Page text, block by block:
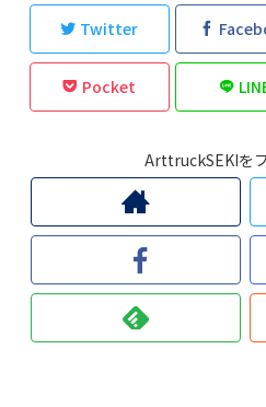
Twitter
Pocket
ArttruckSEKIを